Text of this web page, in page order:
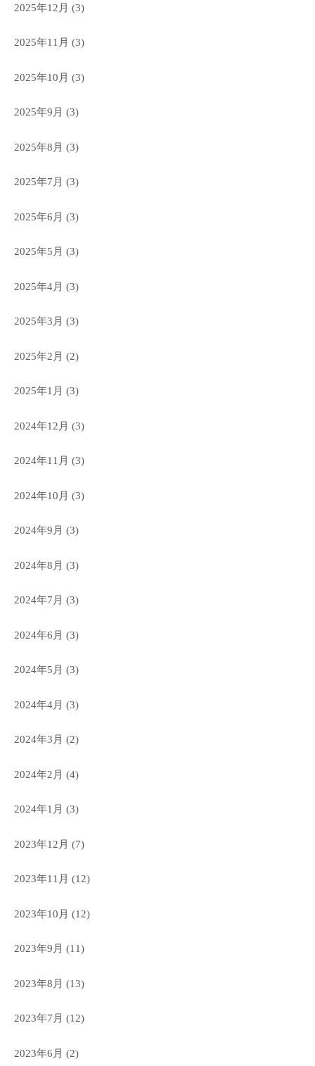
2025年12月 (3)
2025年11月 (3)
2025年10月 (3)
2025年9月 (3)
2025年8月 (3)
2025年7月 (3)
2025年6月 (3)
2025年5月 (3)
2025年4月 (3)
2025年3月 (3)
2025年2月 (2)
2025年1月 (3)
2024年12月 (3)
2024年11月 (3)
2024年10月 (3)
2024年9月 (3)
2024年8月 (3)
2024年7月 (3)
2024年6月 (3)
2024年5月 (3)
2024年4月 (3)
2024年3月 (2)
2024年2月 (4)
2024年1月 (3)
2023年12月 (7)
2023年11月 (12)
2023年10月 (12)
2023年9月 (11)
2023年8月 (13)
2023年7月 (12)
2023年6月 (2)